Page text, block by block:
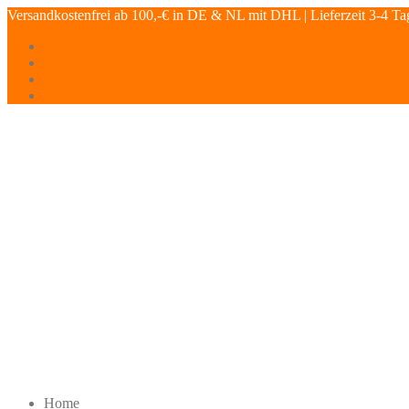
Versandkostenfrei ab 100,-€ in DE & NL mit DHL | Lieferzeit 3-4
Home